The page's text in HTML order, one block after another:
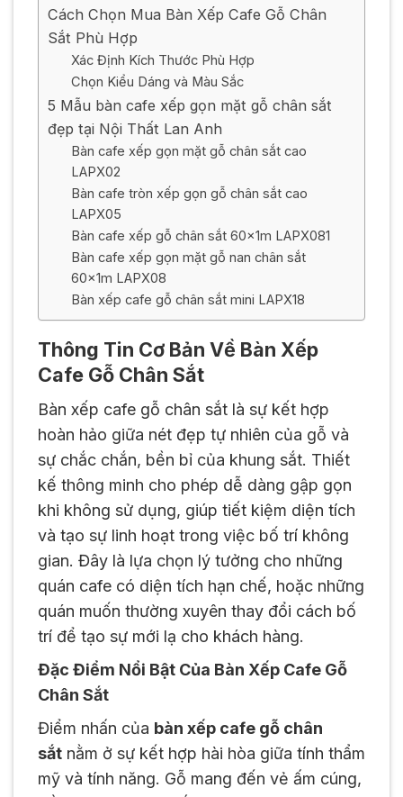
Cách Chọn Mua Bàn Xếp Cafe Gỗ Chân
Sắt Phù Hợp
Xác Định Kích Thước Phù Hợp
Chọn Kiểu Dáng và Màu Sắc
5 Mẫu bàn cafe xếp gọn mặt gỗ chân sắt
đẹp tại Nội Thất Lan Anh
Bàn cafe xếp gọn mặt gỗ chân sắt cao
LAPX02
Bàn cafe tròn xếp gọn gỗ chân sắt cao
LAPX05
Bàn cafe xếp gỗ chân sắt 60x1m LAPX081
Bàn cafe xếp gọn mặt gỗ nan chân sắt
60x1m LAPX08
Bàn xếp cafe gỗ chân sắt mini LAPX18
Thông Tin Cơ Bản Về Bàn Xếp
Cafe Gỗ Chân Sắt
Bàn xếp cafe gỗ chân sắt là sự kết hợp
hoàn hảo giữa nét đẹp tự nhiên của gỗ và
sự chắc chắn, bền bỉ của khung sắt. Thiết
kế thông minh cho phép dễ dàng gập gọn
khi không sử dụng, giúp tiết kiệm diện tích
và tạo sự linh hoạt trong việc bố trí không
gian. Đây là lựa chọn lý tưởng cho những
quán cafe có diện tích hạn chế, hoặc những
quán muốn thường xuyên thay đổi cách bố
trí để tạo sự mới lạ cho khách hàng.
Đặc Điểm Nổi Bật Của Bàn Xếp Cafe Gỗ
Chân Sắt
Điểm nhấn của bàn xếp cafe gỗ chân
sắt nằm ở sự kết hợp hài hòa giữa tính thẩm
mỹ và tính năng. Gỗ mang đến vẻ ấm cúng,